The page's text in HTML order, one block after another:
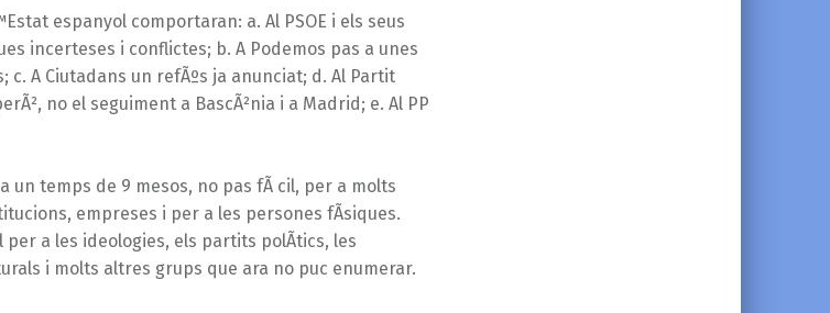
espanyol comportaran: a. Al PSOE i els seus
incerteses i conflictes; b. A Podemos pas a unes
c. A Ciutadans un refÃºs ja anunciat; d. Al Partit
no el seguiment a BascÃ²nia i a Madrid; e. Al PP
un temps de 9 mesos, no pas fÃ cil, per a molts
empreses i per a les persones fÃ­siques.
per a les ideologies, els partits polÃ­tics, les
i molts altres grups que ara no puc enumerar.